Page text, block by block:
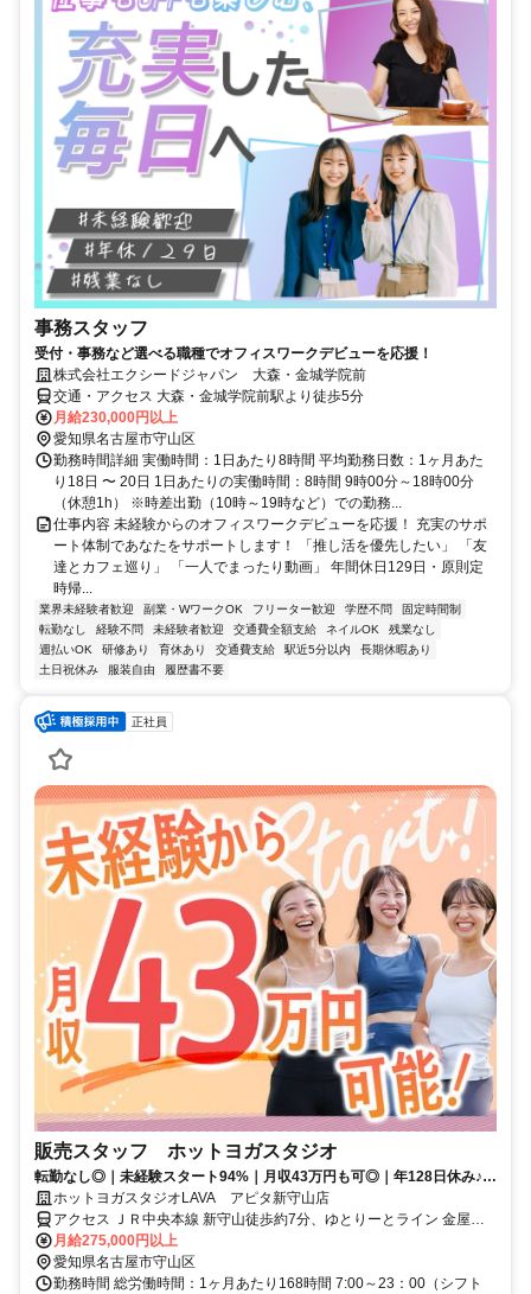
事務スタッフ
受付・事務など選べる職種でオフィスワークデビューを応援！
株式会社エクシードジャパン 大森・金城学院前
交通・アクセス 大森・金城学院前駅より徒歩5分
月給230,000円以上
愛知県名古屋市守山区
勤務時間詳細 実働時間：1日あたり8時間 平均勤務日数：1ヶ月あた
り18日 〜 20日 1日あたりの実働時間：8時間 9時00分～18時00分
（休憩1h） ※時差出勤（10時～19時など）での勤務...
仕事内容 未経験からのオフィスワークデビューを応援！ 充実のサポ
ート体制であなたをサポートします！ 「推し活を優先したい」 「友
達とカフェ巡り」 「一人でまったり動画」 年間休日129日・原則定
時帰...
業界未経験者歓迎 副業・WワークOK フリーター歓迎 学歴不問
固定時間制
転勤なし
経験不問 未経験者歓迎 交通費全額支給 ネイルOK
残業なし
週払いOK
研修あり 育休あり 交通費支給 駅近5分以内
長期休暇あり
土日祝休み
服装自由 履歴書不要
正社員
販売スタッフ ホットヨガスタジオ
転勤なし◎｜未経験スタート94%｜月収43万円も可◎｜年128日休み♪｜
残業は月平均2時間以下
ホットヨガスタジオLAVA アピタ新守山店
アクセス ＪＲ中央本線 新守山徒歩約7分、ゆとりーとライン 金屋
（愛知県）徒歩約13分、ゆとりーとライン 守山（愛知県）徒歩約20
分 新守山駅改札徒歩8分 ※自動車通勤可（規定あり）※従業員用駐車
場あり
月給275,000円以上
愛知県名古屋市守山区
勤務時間 総労働時間：1ヶ月あたり168時間 7:00～23：00（シフト